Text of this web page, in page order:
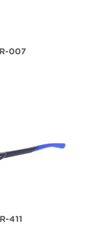
007
411